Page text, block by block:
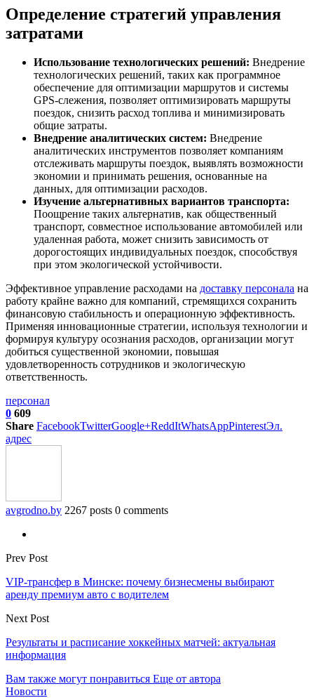
Определение стратегий управления
затратами
Использование технологических решений: Внедрение
технологических решений, таких как программное
обеспечение для оптимизации маршрутов и системы
GPS-слежения, позволяет оптимизировать маршруты
поездок, снизить расход топлива и минимизировать
общие затраты.
Внедрение аналитических систем: Внедрение
аналитических инструментов позволяет компаниям
отслеживать маршруты поездок, выявлять возможности
экономии и принимать решения, основанные на
данных, для оптимизации расходов.
Изучение альтернативных вариантов транспорта:
Поощрение таких альтернатив, как общественный
транспорт, совместное использование автомобилей или
удаленная работа, может снизить зависимость от
дорогостоящих индивидуальных поездок, способствуя
при этом экологической устойчивости.
Эффективное управление расходами на доставку персонала на
работу крайне важно для компаний, стремящихся сохранить
финансовую стабильность и операционную эффективность.
Применяя инновационные стратегии, используя технологии и
формируя культуру осознания расходов, организации могут
добиться существенной экономии, повышая
удовлетворенность сотрудников и экологическую
ответственность.
персонал
0 609
Share FacebookTwitterGoogle+ReddItWhatsAppPinterestЭл.
адрес
avgrodno.by 2267 posts 0 comments
Prev Post
VIP-трансфер в Минске: почему бизнесмены выбирают
аренду премиум авто с водителем
Next Post
Результаты и расписание хоккейных матчей: актуальная
информация
Вам также могут понравиться Еще от автора
Новости